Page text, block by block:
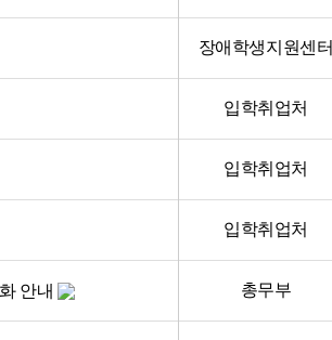
장애학생지원센터
입학취업처
입학취업처
입학취업처
안내 총무부